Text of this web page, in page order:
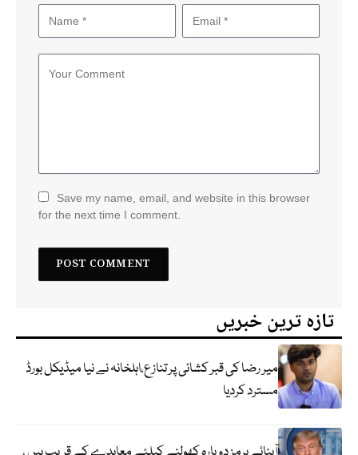
Save my name, email, and website in this browser
for the next time I comment.
تازہ ترین خبریں
میر رضا کی قبر کشائی پر تنازع،اہلخانہ نے نیا میڈیکل بورڈ
مسترد کردیا